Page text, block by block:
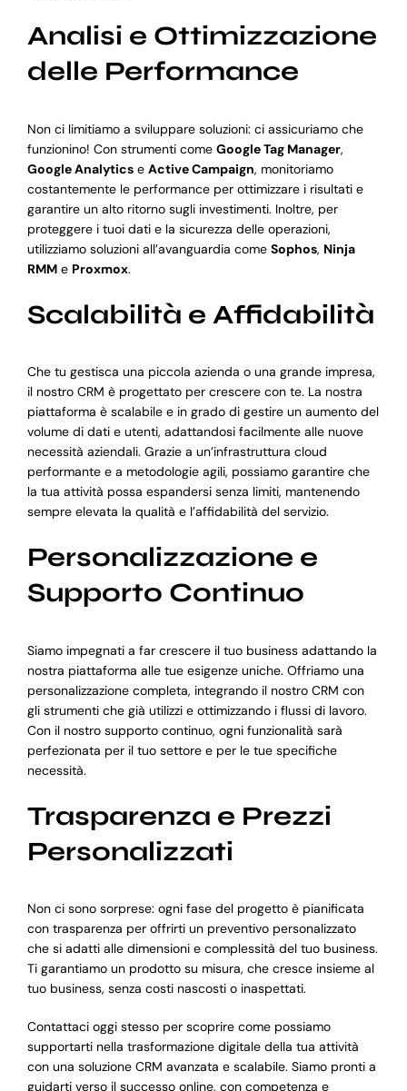
Analisi e Ottimizzazione
delle Performance
Non ci limitiamo a sviluppare soluzioni: ci assicuriamo che
funzionino! Con strumenti come Google Tag Manager,
Google Analyticse Active Campaign, monitoriamo
costantemente le performance per ottimizzare i risultati e
garantire un alto ritorno sugli investimenti. Inoltre, per
proteggere i tuoi dati e la sicurezza delle operazioni,
utilizziamo soluzioni all’avanguardia come Sophos, Ninja
RMMe Proxmox.
Scalabilità e Affidabilità
Che tu gestisca una piccola azienda o una grande impresa,
il nostro CRM è progettato per crescere con te. La nostra
piattaforma è scalabile e in grado di gestire un aumento del
volume di dati e utenti, adattandosi facilmente alle nuove
necessità aziendali. Grazie a un’infrastruttura cloud
performante e a metodologie agili, possiamo garantire che
la tua attività possa espandersi senza limiti, mantenendo
sempre elevata la qualità e l’affidabilità del servizio.
Personalizzazione e
Supporto Continuo
Siamo impegnati a far crescere il tuo business adattando la
nostra piattaforma alle tue esigenze uniche. Offriamo una
personalizzazione completa, integrando il nostro CRM con
gli strumenti che già utilizzi e ottimizzando i flussi di lavoro.
Con il nostro supporto continuo, ogni funzionalità sarà
perfezionata per il tuo settore e per le tue specifiche
necessità.
Trasparenza e Prezzi
Personalizzati
Non ci sono sorprese: ogni fase del progetto è pianificata
con trasparenza per offrirti un preventivo personalizzato
che si adatti alle dimensioni e complessità del tuo business.
Ti garantiamo un prodotto su misura, che cresce insieme al
tuo business, senza costi nascosti o inaspettati.
Contattaci oggi stesso per scoprire come possiamo
supportarti nella trasformazione digitale della tua attività
con una soluzione CRM avanzata e scalabile. Siamo pronti a
guidarti verso il successo online, con competenza e